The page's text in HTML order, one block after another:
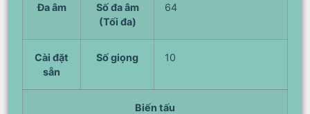
Đa âm
Số đa âm
(Tối đa)
64
Cài đặt
sẵn
Số giọng 10
Biến tấu